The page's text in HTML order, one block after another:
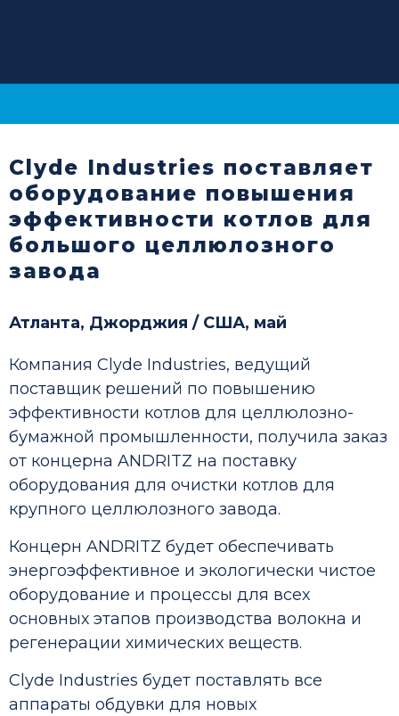
Clyde Industries поставляет
оборудование повышения
эффективности котлов для
большого целлюлозного
завода
Атланта, Джорджия / США, май
Компания Clyde Industries, ведущий
поставщик решений по повышению
эффективности котлов для целлюлозно-
бумажной промышленности, получила заказ
от концерна ANDRITZ на поставку
оборудования для очистки котлов для
крупного целлюлозного завода.
Концерн ANDRITZ будет обеспечивать
энергоэффективное и экологически чистое
оборудование и процессы для всех
основных этапов производства волокна и
регенерации химических веществ.
Clyde Industries будет поставлять все
аппараты обдувки для новых